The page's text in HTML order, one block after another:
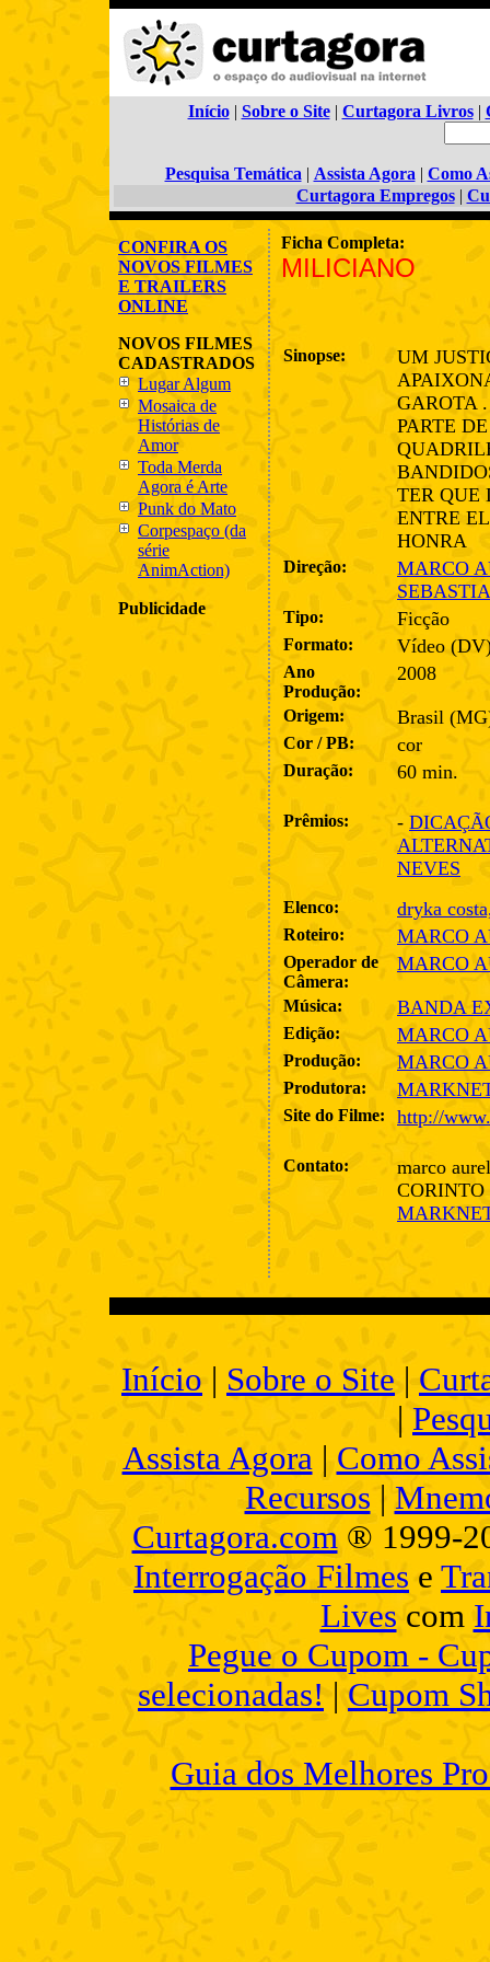
Início| Sobre o Site| Curtagora Livros|
Pesquisa Temática | Assista Agora | Como
Curtagora Empregos|
CONFIRA OS
NOVOS FILMES
E TRAILERS
ONLINE
NOVOS FILMES
CADASTRADOS
Lugar Algum
Mosaica de
Histórias de
Amor
Toda Merda
Agora é Arte
Punk do Mato
Corpespaço (da
série
AnimAction)
Publicidade
Ficha Completa:
MILICIANO
Sinopse:
UM
GAROTA
PARTE
TER QUE
ENTRE
HONRA
Direção:
MARCO
Tipo: Ficção
Formato: Vídeo
Ano
Produção:
2008
Origem: Brasil
Cor / PB: cor
Duração: 60 min.
Prêmios: -
NEVES
Elenco: dryka
Roteiro: MARCO
Operador de
Câmera:
MARCO
Música: BANDA
Edição: MARCO
Produção: MARCO
Produtora:
Site do Filme: http://
Contato:
marco
Início | Sobre o Site |
|
Assista Agora| Como
Recursos |
Curtagora.com® 1999-
Interrogação Filmes e
Lives com
Pegue o Cupom -
selecionadas! | Cupom
Guia dos Melhores